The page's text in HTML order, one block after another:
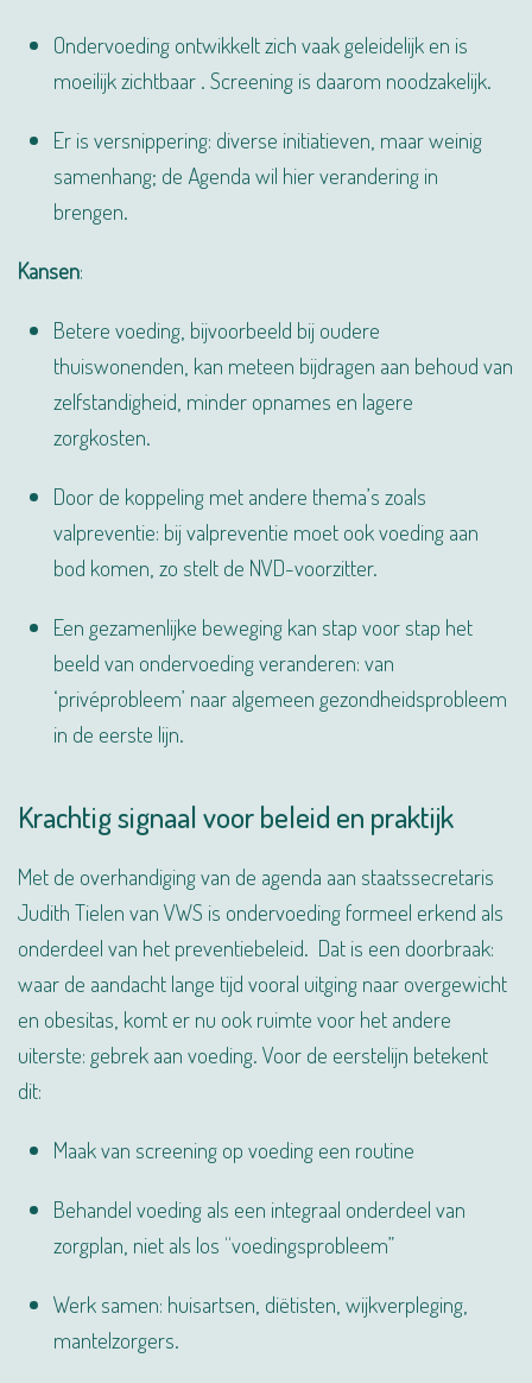
Ondervoeding ontwikkelt zich vaak geleidelijk en is
moeilijk zichtbaar . Screening is daarom noodzakelijk.
Er is versnippering: diverse initiatieven, maar weinig
samenhang; de Agenda wil hier verandering in
brengen.
Kansen:
Betere voeding, bijvoorbeeld bij oudere
thuiswonenden, kan meteen bijdragen aan behoud van
zelfstandigheid, minder opnames en lagere
zorgkosten.
Door de koppeling met andere thema’s zoals
valpreventie: bij valpreventie moet ook voeding aan
bod komen, zo stelt de NVD-voorzitter.
Een gezamenlijke beweging kan stap voor stap het
beeld van ondervoeding veranderen: van
‘privéprobleem’ naar algemeen gezondheids­probleem
in de eerste lijn.
Krachtig signaal voor beleid en praktijk
Met de overhandiging van de agenda aan staatssecretaris
Judith Tielen van VWS is ondervoeding formeel erkend als
onderdeel van het preventie­beleid. Dat is een doorbraak:
waar de aandacht lange tijd vooral uitging naar overgewicht
en obesitas, komt er nu ook ruimte voor het andere
uiterste: gebrek aan voeding. Voor de eerstelijn betekent
dit:
Maak van screening op voeding een routine
Behandel voeding als een integraal onderdeel van
zorgplan, niet als los “voedings­probleem”
Werk samen: huisartsen, diëtisten, wijkverpleging,
mantelzorgers.